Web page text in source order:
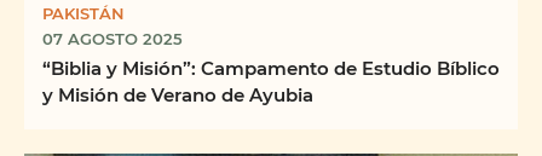
PAKISTÁN
07 AGOSTO 2025
“Biblia y Misión”: Campamento de Estudio Bíblico
y Misión de Verano de Ayubia